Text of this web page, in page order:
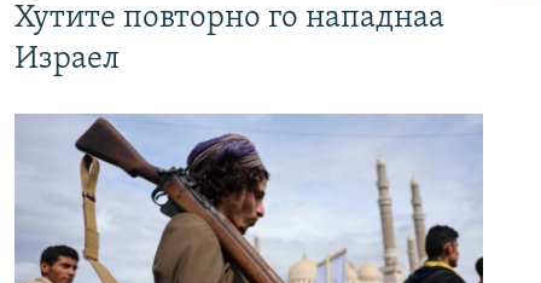
Хутите повторно го нападнаа
Израел